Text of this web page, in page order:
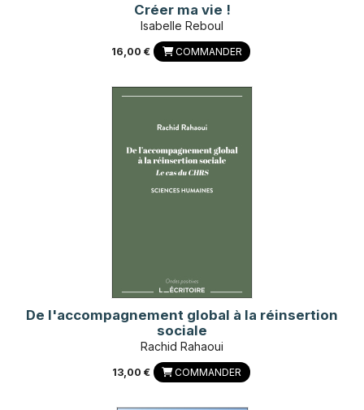
Créer ma vie !
Isabelle Reboul
16,00 € COMMANDER
De l'accompagnement global à la réinsertion
sociale
Rachid Rahaoui
13,00 € COMMANDER